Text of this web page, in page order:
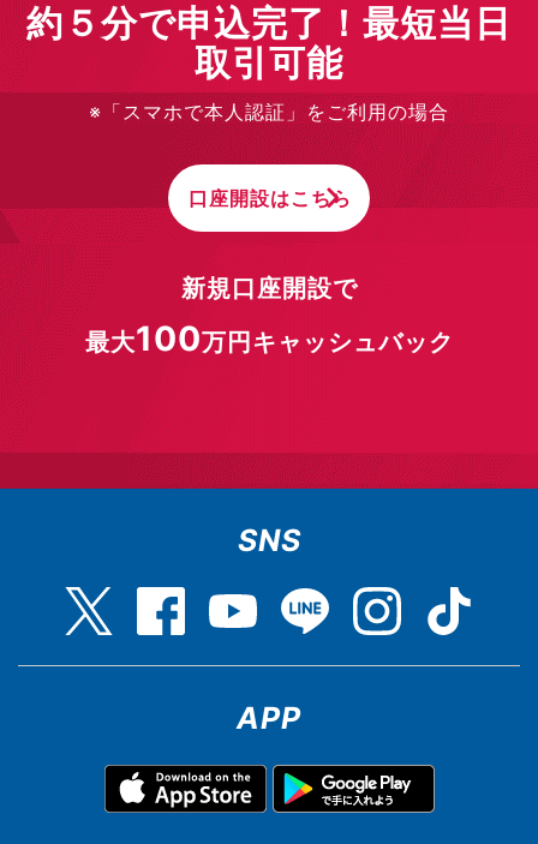
約５分で申込完了！最短当日
取引可能
※「スマホで本人認証」をご利用の場合
口座開設はこちら
新規口座開設で
最大100万円キャッシュバック
SNS
APP